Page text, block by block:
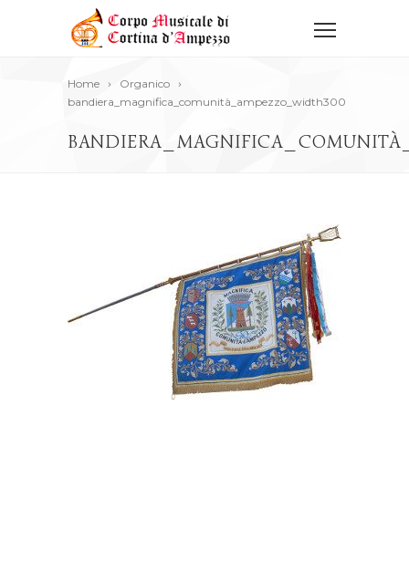
Home
Organico
bandiera_magnifica_comunità_ampezzo_width300